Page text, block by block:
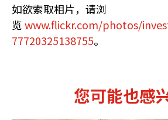
如欲索取相片，请浏
览www.flickr.com/photos/
77720325138755。
您可能也感